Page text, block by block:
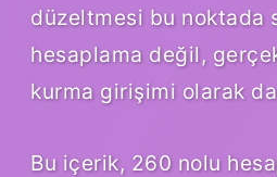
düzeltmesi bu noktada
hesaplama değil,
kurma girişimi olarak
Bu içerik, 260 nolu